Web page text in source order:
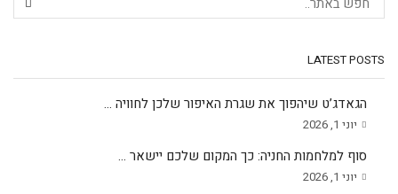
LATEST POSTS
הגאדג’ט שיהפוך את שגרת האיפור שלכן לחוויה ...
יוני 1, 2026
סוף למלחמות החניה: כך המקום שלכם יישאר ...
יוני 1, 2026